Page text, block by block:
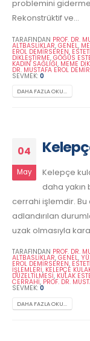
problemini
Rekonstrüktif ve...
TARAFINDAN PROF. DR.
ALTBASLIKLAR, GENEL,
EROL DEMIRSEREN,
DIKLEŞTIRME, GÖĞÜS
KADIN SAĞLIĞI, MEME
DR. MUSTAFA EROL
SEVMEK: 0
DAHA FAZLA OKU...
04
May
Kelepçe
daha
cerrahi işlemdir.
adlandırılan
uzak olmasıyla
TARAFINDAN PROF. DR.
ALTBASLIKLAR, GENEL,
EROL DEMIRSEREN,
İŞLEMLERI, KELEPÇE
DÜZELTILMESI, KULAK
CERRAHI, PROF. DR.
SEVMEK: 0
DAHA FAZLA OKU...